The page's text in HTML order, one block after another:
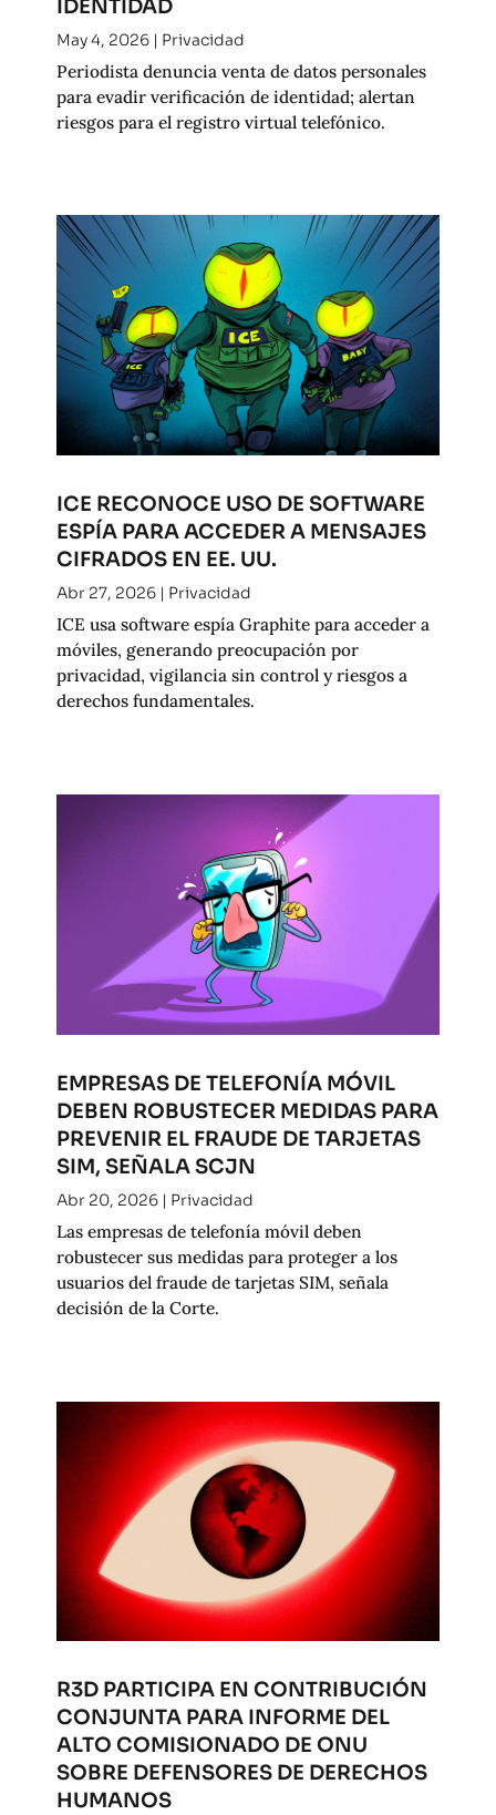
IDENTIDAD
May 4, 2026| Privacidad
Periodista denuncia venta de datos personales
para evadir verificación de identidad; alertan
riesgos para el registro virtual telefónico.
ICE RECONOCE USO DE SOFTWARE
ESPÍA PARA ACCEDER A MENSAJES
CIFRADOS EN EE. UU.
Abr 27, 2026| Privacidad
ICE usa software espía Graphite para acceder a
móviles, generando preocupación por
privacidad, vigilancia sin control y riesgos a
derechos fundamentales.
EMPRESAS DE TELEFONÍA MÓVIL
DEBEN ROBUSTECER MEDIDAS PARA
PREVENIR EL FRAUDE DE TARJETAS
SIM, SEÑALA SCJN
Abr 20, 2026| Privacidad
Las empresas de telefonía móvil deben
robustecer sus medidas para proteger a los
usuarios del fraude de tarjetas SIM, señala
decisión de la Corte.
R3D PARTICIPA EN CONTRIBUCIÓN
CONJUNTA PARA INFORME DEL
ALTO COMISIONADO DE ONU
SOBRE DEFENSORES DE DERECHOS
HUMANOS